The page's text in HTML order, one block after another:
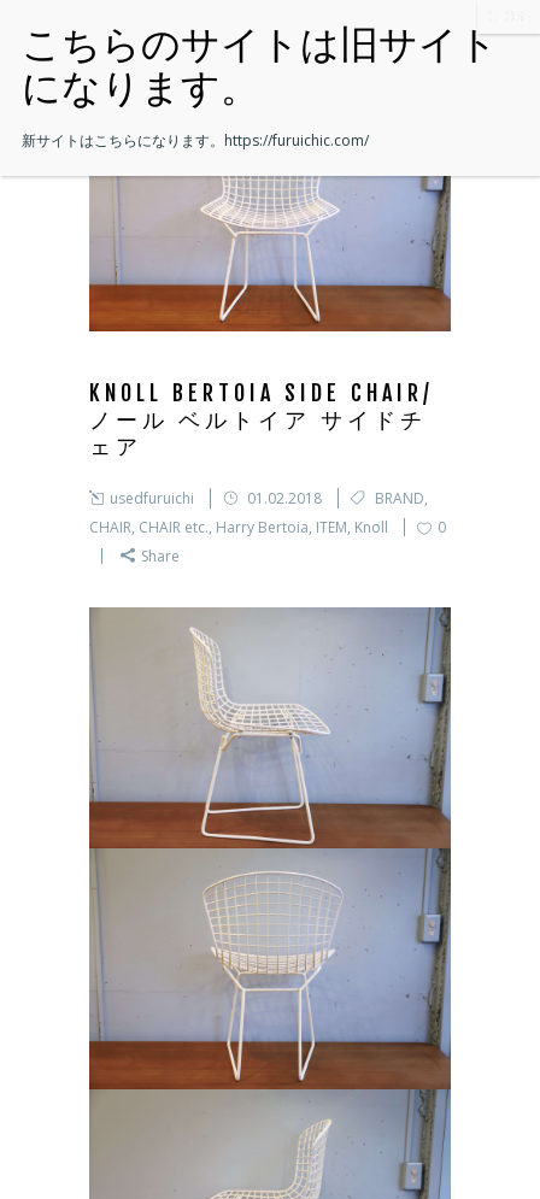
KNOLL BERTOIA SIDE CHAIR/
ノール ベルトイア サイドチ
ェア
usedfuruichi 01.02.2018 BRAND,
CHAIR, CHAIR etc., Harry Bertoia, ITEM, Knoll
0
Share
新サイトはこちらになります。 https://furuichic.com/